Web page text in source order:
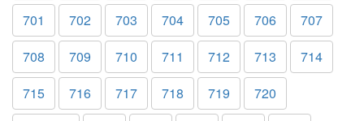
701
702 703 704 705 706
707
708
709 710 711 712 713
714
715
716 717 718 719
720